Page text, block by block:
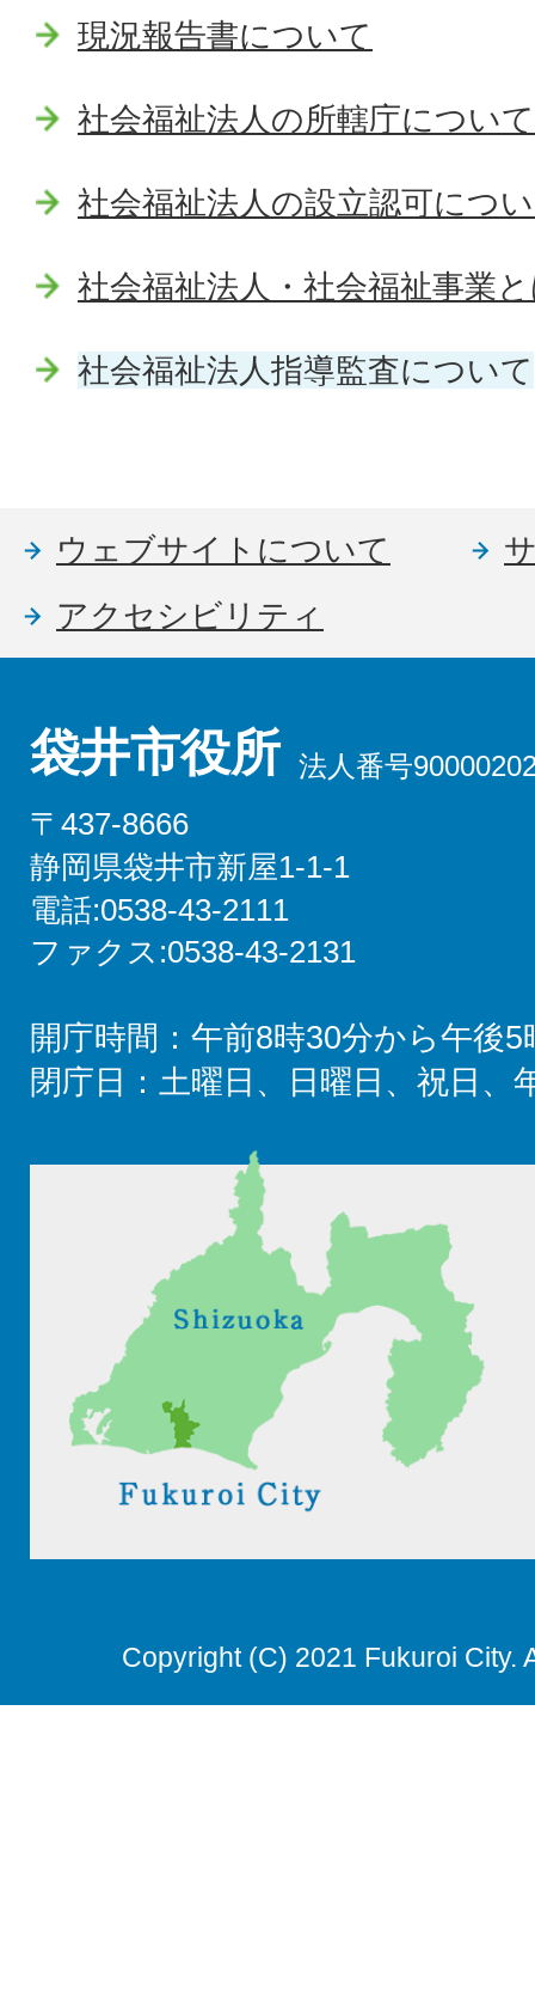
現況報告書について
社会福祉法人の所轄庁について
社会福祉法人の設立認可につ
社会福祉法人・社会福祉事業
社会福祉法人指導監査について
ウェブサイトについて
アクセシビリティ
袋井市役所 法人番号
〒437-8666
静岡県袋井市新屋1-1-1
電話:0538-43-2111
ファクス:0538-43-2131
開庁時間：午前8時30分から午後5
閉庁日：土曜日、日曜日、祝日、
Copyright (C) 2021 Fukuroi City.